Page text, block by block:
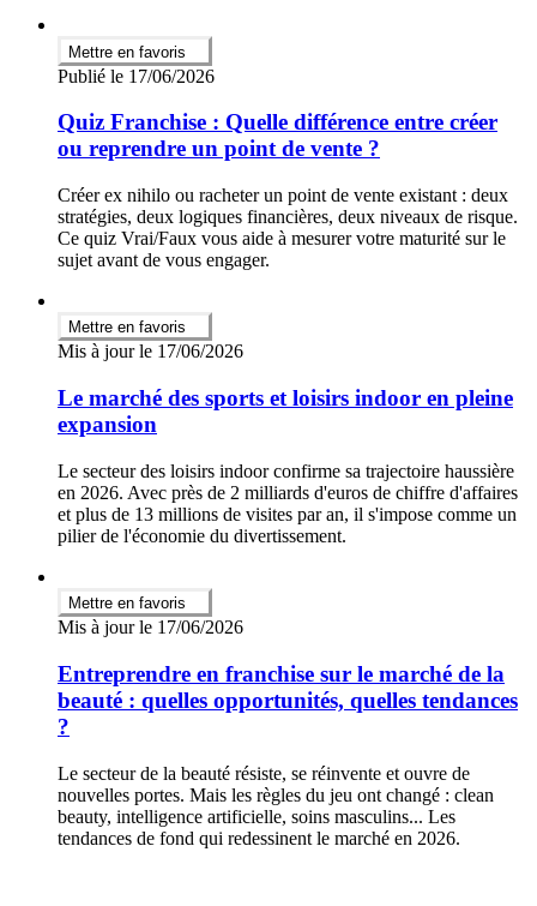
Mettre en favoris
Publié le 17/06/2026
Quiz Franchise : Quelle différence entre créer
ou reprendre un point de vente ?
Créer ex nihilo ou racheter un point de vente existant : deux
stratégies, deux logiques financières, deux niveaux de risque.
Ce quiz Vrai/Faux vous aide à mesurer votre maturité sur le
sujet avant de vous engager.
Mettre en favoris
Mis à jour le 17/06/2026
Le marché des sports et loisirs indoor en pleine
expansion
Le secteur des loisirs indoor confirme sa trajectoire haussière
en 2026. Avec près de 2 milliards d'euros de chiffre d'affaires
et plus de 13 millions de visites par an, il s'impose comme un
pilier de l'économie du divertissement.
Mettre en favoris
Mis à jour le 17/06/2026
Entreprendre en franchise sur le marché de la
beauté : quelles opportunités, quelles tendances
?
Le secteur de la beauté résiste, se réinvente et ouvre de
nouvelles portes. Mais les règles du jeu ont changé : clean
beauty, intelligence artificielle, soins masculins... Les
tendances de fond qui redessinent le marché en 2026.